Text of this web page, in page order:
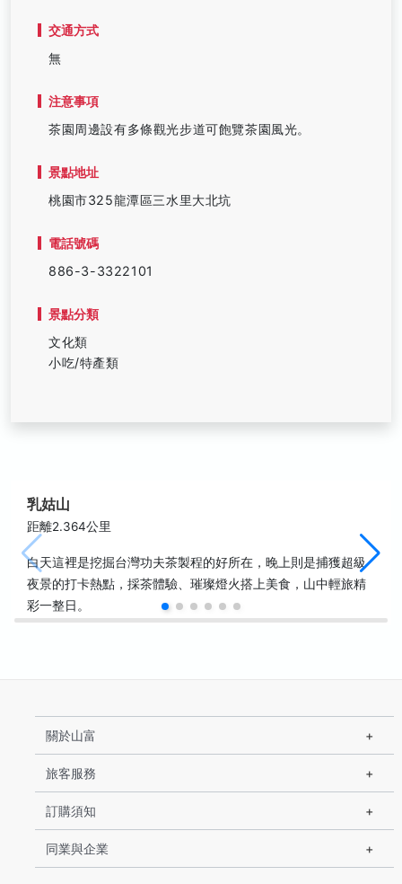
交通方式
無
注意事項
茶園周邊設有多條觀光步道可飽覽茶園風光。
景點地址
桃園市325龍潭區三水里大北坑
電話號碼
886-3-3322101
景點分類
文化類
小吃/特產類
乳姑山
距離2.364公里
白天這裡是挖掘台灣功夫茶製程的好所在，晚上則是捕獲超級
夜景的打卡熱點，採茶體驗、璀璨燈火搭上美食，山中輕旅精
彩一整日。
關於山富
旅客服務
訂購須知
同業與企業